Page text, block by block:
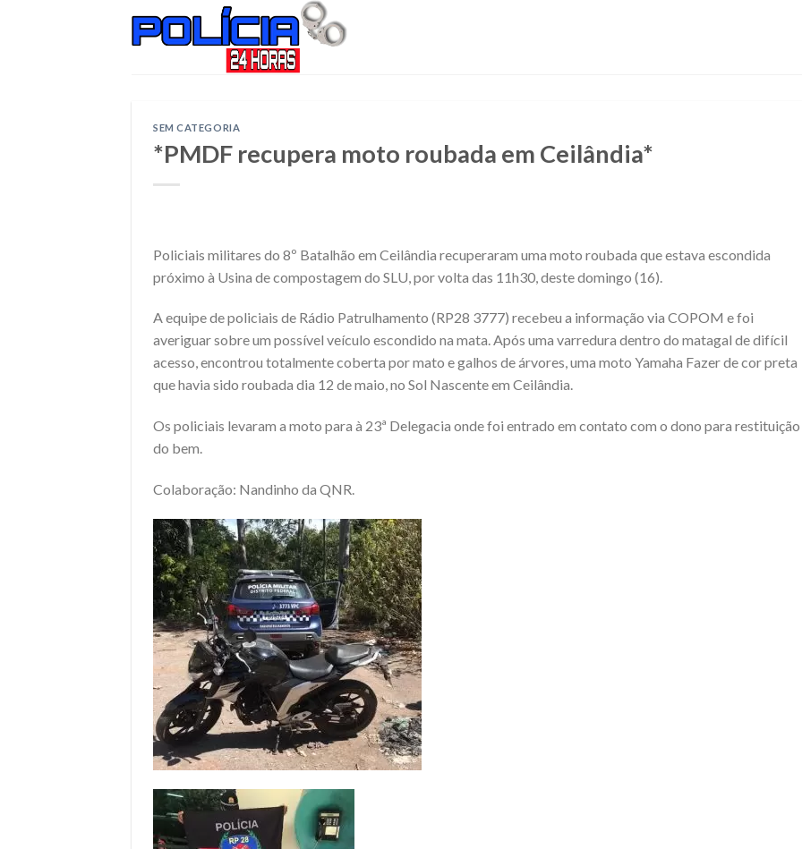
SEM CATEGORIA
*PMDF recupera moto roubada em Ceilândia*
Policiais militares do 8º Batalhão em Ceilândia recuperaram uma moto roubada que estava escondida
próximo à Usina de compostagem do SLU, por volta das 11h30, deste domingo (16).
A equipe de policiais de Rádio Patrulhamento (RP28 3777) recebeu a informação via COPOM e foi
averiguar sobre um possível veículo escondido na mata. Após uma varredura dentro do matagal de difícil
acesso, encontrou totalmente coberta por mato e galhos de árvores, uma moto Yamaha Fazer de cor preta
que havia sido roubada dia 12 de maio, no Sol Nascente em Ceilândia.
Os policiais levaram a moto para à 23ª Delegacia onde foi entrado em contato com o dono para restituição
do bem.
Colaboração: Nandinho da QNR.